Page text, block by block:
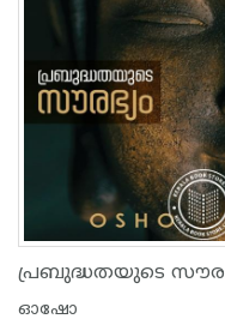
ഓഷോ